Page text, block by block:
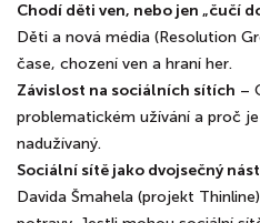
Chodí děti ven, nebo jen „čučí
Děti a nová média (Resolution
čase, chození ven a hraní her.
Závislost na sociálních sítích –
problematickém užívání a proč
nadužívaný.
Sociální sítě jako dvojsečný
Davida Šmahela (projekt